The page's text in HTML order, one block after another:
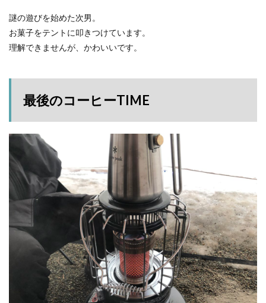
謎の遊びを始めた次男。
お菓子をテントに叩きつけています。
理解できませんが、かわいいです。
最後のコーヒーTIME